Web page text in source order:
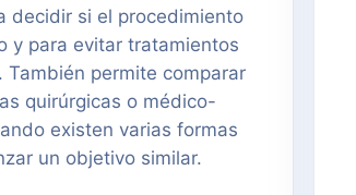
decidir si el procedimiento
y para evitar tratamientos
También permite comparar
quirúrgicas o médico-
existen varias formas
un objetivo similar.